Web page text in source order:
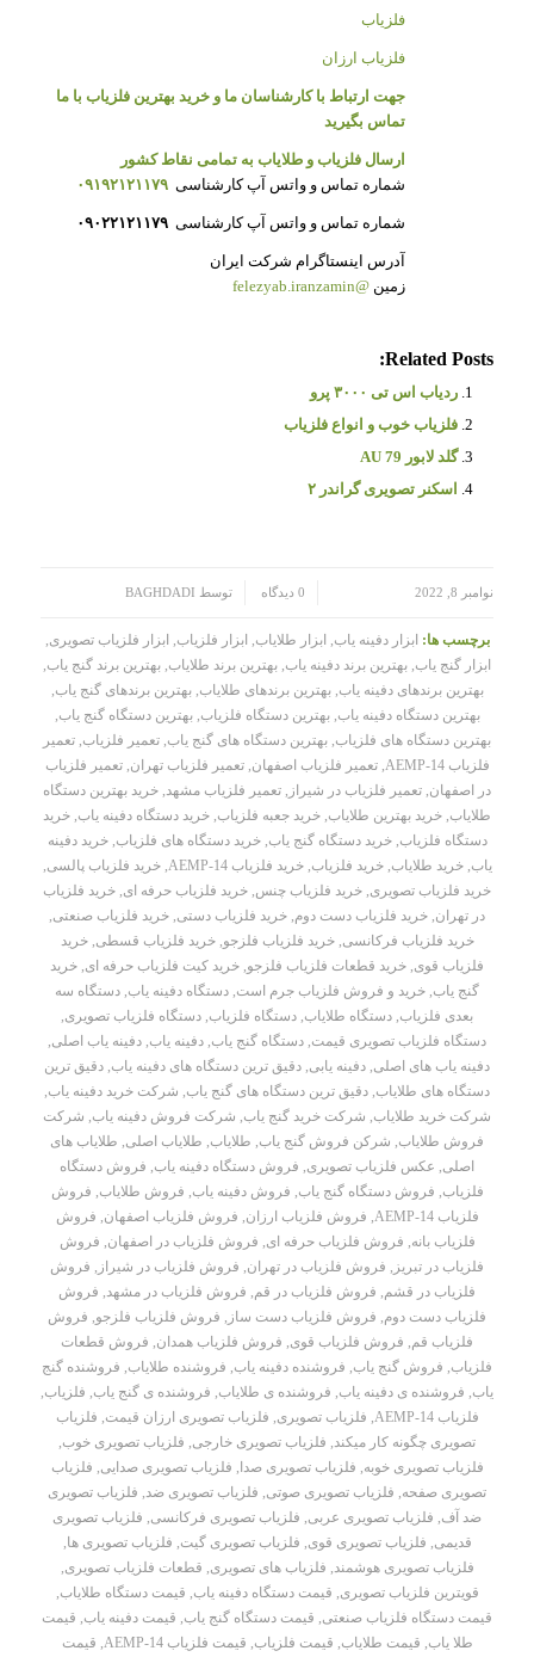
فلزیاب
فلزیاب ارزان
جهت ارتباط با کارشناسان ما و خرید بهترین فلزیاب با ما
تماس بگیرید
ارسال فلزیاب و طلایاب به تمامی نقاط کشور
شماره تماس و واتس آپ کارشناسی ۰۹۱۹۲۱۲۱۱۷۹
شماره تماس و واتس آپ کارشناسی ۰۹۰۲۲۱۲۱۱۷۹
آدرس اینستاگرام شرکت ایران
زمین felezyab.iranzamin@
Related Posts:
ردیاب اس تی ۳۰۰۰ پرو
فلزیاب خوب و انواع فلزیاب
گلد لابور AU 79
اسکنر تصویری گراندر ۲
نوامبر 8, 2022 0 دیدگاه توسط BAGHDADI
برچسب ها: ابزار دفینه یاب, ابزار طلایاب, ابزار فلزیاب, ابزار فلزیاب تصویری,
ابزار گنج یاب, بهترین برند دفینه یاب, بهترین برند طلایاب, بهترین برند گنج یاب,
بهترین برندهای دفینه یاب,بهترین برندهای طلایاب,بهترین برندهای گنج یاب,
بهترین دستگاه دفینه یاب,بهترین دستگاه فلزیاب,بهترین دستگاه گنج یاب,
بهترین دستگاه های فلزیاب, بهترین دستگاه های گنج یاب, تعمیر فلزیاب, تعمیر
فلزیاب AEMP-14
,تعمیر فلزیاب اصفهان,تعمیر فلزیاب تهران,تعمیر فلزیاب
در اصفهان, تعمیر فلزیاب در شیراز , تعمیر فلزیاب مشهد, خرید بهترین دستگاه
طلایاب, خرید بهترین طلایاب, خرید جعبه فلزیاب, خرید دستگاه دفینه یاب, خرید
دستگاه فلزیاب,خرید دستگاه گنج یاب,خرید دستگاه های فلزیاب,خرید دفینه
یاب,خرید طلایاب,خرید فلزیاب,خرید فلزیاب AEMP-14 ,خرید فلزیاب پالسی,
خرید فلزیاب تصویری, خرید فلزیاب چنس, خرید فلزیاب حرفه ای, خرید فلزیاب
در تهران, خرید فلزیاب دست دوم, خرید فلزیاب دستی, خرید فلزیاب صنعتی,
خرید فلزیاب فرکانسی,خرید فلزیاب فلزجو,خرید فلزیاب قسطی,خرید
فلزیاب قوی, خرید قطعات فلزیاب فلزجو, خرید کیت فلزیاب حرفه ای, خرید
گنج یاب, خرید و فروش فلزیاب جرم است, دستگاه دفینه یاب, دستگاه سه
بعدی فلزیاب, دستگاه طلایاب, دستگاه فلزیاب, دستگاه فلزیاب تصویری,
دستگاه فلزیاب تصویری قیمت, دستگاه گنج یاب, دفینه یاب, دفینه یاب اصلی,
دفینه یاب های اصلی, دفینه یابی, دقیق ترین دستگاه های دفینه یاب, دقیق ترین
دستگاه های طلایاب, دقیق ترین دستگاه های گنج یاب, شرکت خرید دفینه یاب,
شرکت خرید طلایاب, شرکت خرید گنج یاب, شرکت فروش دفینه یاب, شرکت
فروش طلایاب, شرکن فروش گنج یاب, طلایاب, طلایاب اصلی, طلایاب های
اصلی, عکس فلزیاب تصویری, فروش دستگاه دفینه یاب, فروش دستگاه
فلزیاب, فروش دستگاه گنج یاب, فروش دفینه یاب, فروش طلایاب, فروش
فلزیاب AEMP-14
, فروش فلزیاب ارزان, فروش فلزیاب اصفهان, فروش
فلزیاب بانه, فروش فلزیاب حرفه ای, فروش فلزیاب در اصفهان, فروش
فلزیاب در تبریز , فروش فلزیاب در تهران, فروش فلزیاب در شیراز , فروش
فلزیاب در قشم, فروش فلزیاب در قم, فروش فلزیاب در مشهد, فروش
فلزیاب دست دوم, فروش فلزیاب دست ساز , فروش فلزیاب فلزجو, فروش
فلزیاب قم, فروش فلزیاب قوی, فروش فلزیاب همدان, فروش قطعات
فلزیاب, فروش گنج یاب, فروشنده دفینه یاب, فروشنده طلایاب, فروشنده گنج
یاب, فروشنده ی دفینه یاب, فروشنده ی طلایاب, فروشنده ی گنج یاب, فلزیاب,
فلزیاب AEMP-14
, فلزیاب تصویری, فلزیاب تصویری ارزان قیمت, فلزیاب
تصویری چگونه کار میکند, فلزیاب تصویری خارجی, فلزیاب تصویری خوب,
فلزیاب تصویری خوبه, فلزیاب تصویری صدا , فلزیاب تصویری صدایی, فلزیاب
تصویری صفحه, فلزیاب تصویری صوتی, فلزیاب تصویری ضد, فلزیاب تصویری
ضد آف, فلزیاب تصویری عربی, فلزیاب تصویری فرکانسی, فلزیاب تصویری
قدیمی, فلزیاب تصویری قوی, فلزیاب تصویری گیت, فلزیاب تصویری ها,
فلزیاب تصویری هوشمند, فلزیاب های تصویری, قطعات فلزیاب تصویری,
قویترین فلزیاب تصویری, قیمت دستگاه دفینه یاب, قیمت دستگاه طلایاب,
قیمت دستگاه فلزیاب صنعتی, قیمت دستگاه گنج یاب, قیمت دفینه یاب, قیمت
طلا یاب, قیمت طلایاب, قیمت فلزیاب, قیمت فلزیاب AEMP-14 , قیمت